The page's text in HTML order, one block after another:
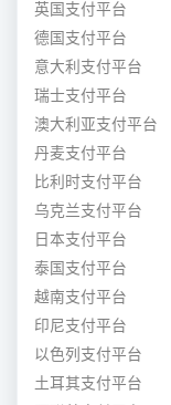
英国支付平台
德国支付平台
意大利支付平台
瑞士支付平台
澳大利亚支付平台
丹麦支付平台
比利时支付平台
乌克兰支付平台
日本支付平台
泰国支付平台
越南支付平台
印尼支付平台
以色列支付平台
土耳其支付平台